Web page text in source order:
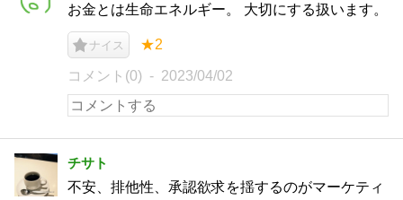
お金とは生命エネルギー。 大切にする扱います。
ナイス ★2
コメント(0) 2023/04/02
チサト
不安、排他性、承認欲求を揺するのがマーケティ